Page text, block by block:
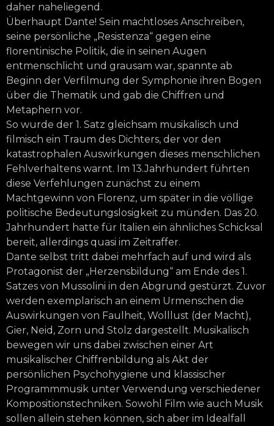
daher naheliegend.
Überhaupt Dante! Sein machtloses Anschreiben,
seine persönliche „Resistenza“ gegen eine
florentinische Politik, die in seinen Augen
entmenschlicht und grausam war, spannte ab
Beginn der Verfilmung der Symphonie ihren Bogen
über die Thematik und gab die Chiffren und
Metaphern vor.
So wurde der 1. Satz gleichsam musikalisch und
filmisch ein Traum des Dichters, der vor den
katastrophalen Auswirkungen dieses menschlichen
Fehlverhaltens warnt. Im 13.Jahrhundert führten
diese Verfehlungen zunächst zu einem
Machtgewinn von Florenz, um später in die völlige
politische Bedeutungslosigkeit zu münden. Das 20.
Jahrhundert hatte für Italien ein ähnliches Schicksal
bereit, allerdings quasi im Zeitraffer.
Dante selbst tritt dabei mehrfach auf und wird als
Protagonist der „Herzensbildung“ am Ende des 1.
Satzes von Mussolini in den Abgrund gestürzt. Zuvor
werden exemplarisch an einem Urmenschen die
Auswirkungen von Faulheit, Wolllust (der Macht),
Gier, Neid, Zorn und Stolz dargestellt. Musikalisch
bewegen wir uns dabei zwischen einer Art
musikalischer Chiffrenbildung als Akt der
persönlichen Psychohygiene und klassischer
Programmmusik unter Verwendung verschiedener
Kompositionstechniken. Sowohl Film wie auch Musik
sollen allein stehen können, sich aber im Idealfall